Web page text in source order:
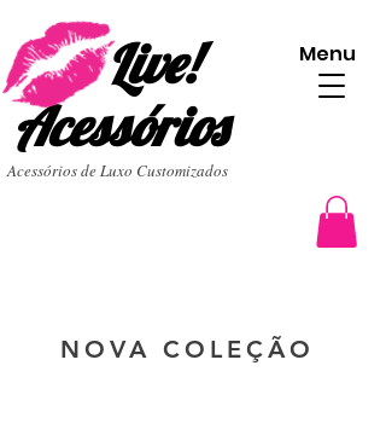
Live!
Acessórios
Acessórios de Luxo Customizados
NOVA COLEÇÃO
Menu